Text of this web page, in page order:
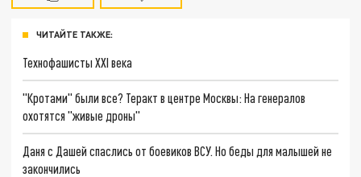
ЧИТАЙТЕ ТАКЖЕ:
Технофашисты XXI века
"Кротами" были все? Теракт в центре Москвы: На генералов
охотятся "живые дроны"
Даня с Дашей спаслись от боевиков ВСУ. Но беды для малышей не
закончились